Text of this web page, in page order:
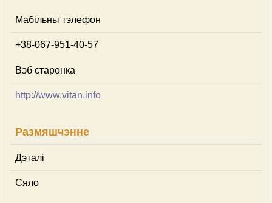
Мабільны тэлефон
+38-067-951-40-57
Вэб старонка
http://www.vitan.info
Размяшчэнне
Дэталі
Сяло